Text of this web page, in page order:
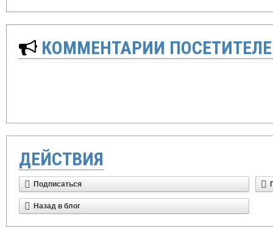
КОММЕНТАРИИ
ДЕЙСТВИЯ
Подписаться
Назад в блог